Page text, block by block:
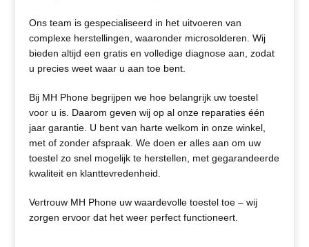
Ons team is gespecialiseerd in het uitvoeren van
complexe herstellingen, waaronder microsolderen. Wij
bieden altijd een gratis en volledige diagnose aan, zodat
u precies weet waar u aan toe bent.
Bij MH Phone begrijpen we hoe belangrijk uw toestel
voor u is. Daarom geven wij op al onze reparaties één
jaar garantie. U bent van harte welkom in onze winkel,
met of zonder afspraak. We doen er alles aan om uw
toestel zo snel mogelijk te herstellen, met gegarandeerde
kwaliteit en klanttevredenheid.
Vertrouw MH Phone uw waardevolle toestel toe – wij
zorgen ervoor dat het weer perfect functioneert.